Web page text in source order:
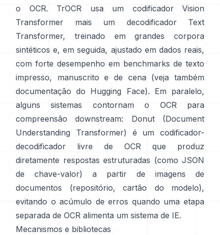
o OCR.
TrOCR
usa um codificador Vision
Transformer mais um decodificador Text
Transformer, treinado em grandes corpora
sintéticos e, em seguida, ajustado em dados reais,
com forte desempenho em benchmarks de texto
impresso, manuscrito e de cena (veja também
documentação do Hugging Face). Em paralelo,
alguns sistemas contornam o OCR para
compreensão downstream:
Donut (Document
Understanding Transformer)
é um codificador-
decodificador livre de OCR que produz
diretamente respostas estruturadas (como JSON
de chave-valor) a partir de imagens de
documentos (repositório, cartão do modelo),
evitando o acúmulo de erros quando uma etapa
separada de OCR alimenta um sistema de IE.
Mecanismos e bibliotecas